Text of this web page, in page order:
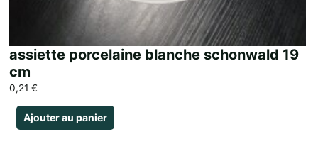
assiette porcelaine blanche schonwald 19
cm
0,21 €
Ajouter au panier